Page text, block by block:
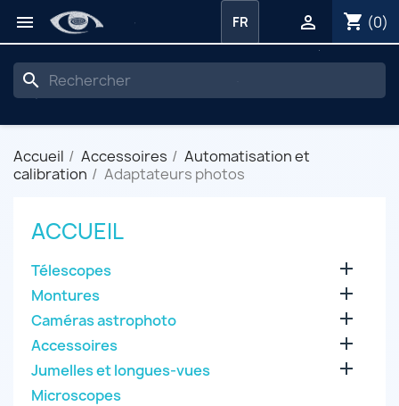
 shopping_cart (0)

FR
search
Accueil Accessoires
Automatisation et
calibration
Adaptateurs photos
ACCUEIL
Télescopes 
Montures 
Caméras astrophoto 
Accessoires 
Jumelles et longues-vues 
Microscopes